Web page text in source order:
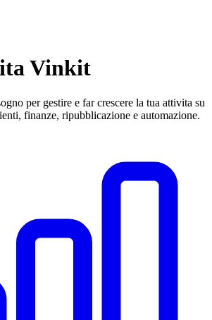
Vinkit
per gestire e far crescere la tua attivita su
finanze, ripubblicazione e automazione.